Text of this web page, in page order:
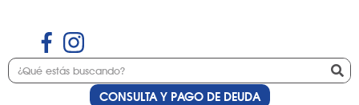
CONSULTA Y PAGO DE DEUDA